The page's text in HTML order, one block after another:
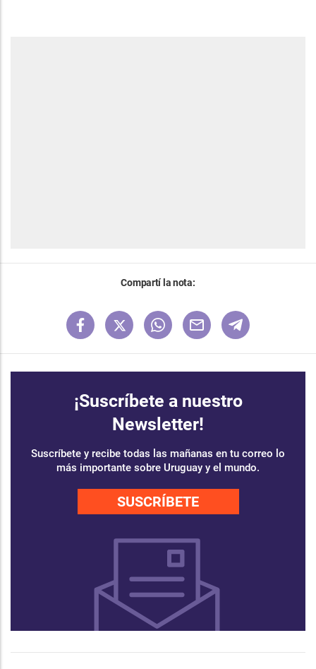
Compartí la nota:
¡Suscríbete a nuestro
Newsletter!
Suscríbete y recibe todas las mañanas en tu correo lo
más importante sobre Uruguay y el mundo.
SUSCRÍBETE